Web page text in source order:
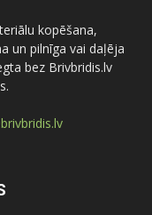
kopēšana,
un pilnīga vai daļēja
bez Brivbridis.lv